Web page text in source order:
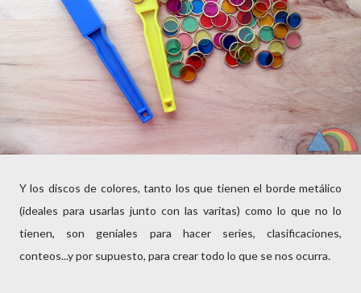
Y los discos de colores, tanto los que tienen el borde metálico
(ideales para usarlas junto con las varitas) como lo que no lo
tienen, son geniales para hacer series, clasificaciones,
conteos...y por supuesto, para crear todo lo que se nos ocurra.